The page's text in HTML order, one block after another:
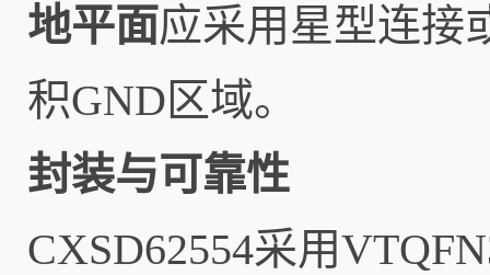
地平面应采用星型连接
积GND区域。
封装与可靠性
CXSD62554采用